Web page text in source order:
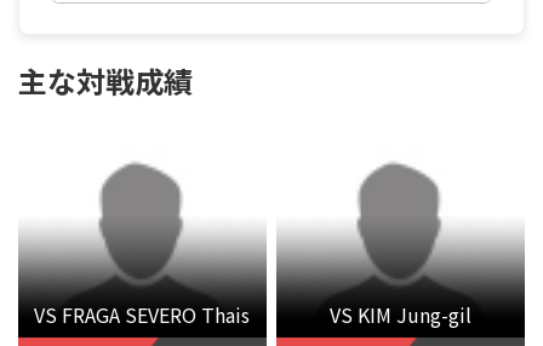
主な対戦成績
VS FRAGA SEVERO Thais
VS KIM Jung-gil